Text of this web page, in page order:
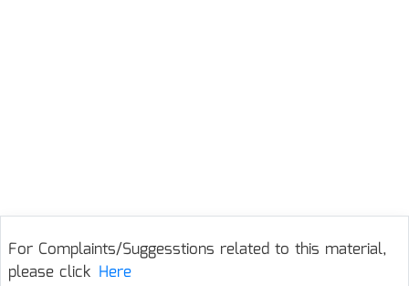
For Complaints/Suggesstions related to this material,
please click Here